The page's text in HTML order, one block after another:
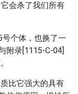
会杀了我们所有
个体，也换了一
附录[1115-C-04]
比它强大的具有